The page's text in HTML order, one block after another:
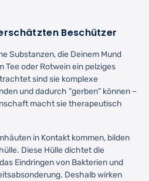
Beschützer
Substanzen, die Deinem Mund
Tee oder Rotwein ein pelziges
sind sie komplexe
und dadurch "gerben" können –
macht sie therapeutisch
in Kontakt kommen, bilden
Diese Hülle dichtet die
Eindringen von Bakterien und
Deshalb wirken